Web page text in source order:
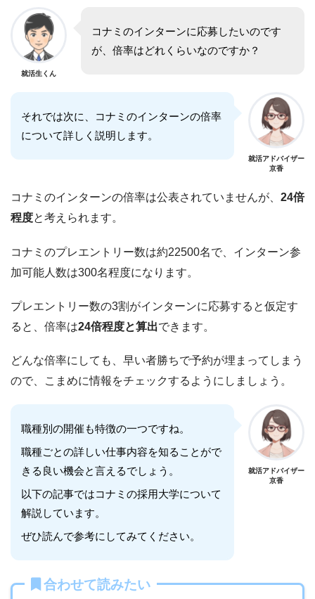
就活生くん
コナミのインターンに応募したいのです
が、倍率はどれくらいなのですか？
それでは次に、コナミのインターンの倍率
について詳しく説明します。
就活アドバイザー
京香
コナミのインターンの倍率は公表されていませんが、 24倍
程度と考えられます。
コナミのプレエントリー数は約22500名で、インターン参
加可能人数は300名程度になります。
プレエントリー数の3割がインターンに応募すると仮定す
ると、倍率は24倍程度と算出できます。
どんな倍率にしても、早い者勝ちで予約が埋まってしまう
ので、こまめに情報をチェックするようにしましょう。
職種別の開催も特徴の一つですね。
職種ごとの詳しい仕事内容を知ることがで
きる良い機会と言えるでしょう。
以下の記事ではコナミの採用大学について
解説しています。
ぜひ読んで参考にしてみてください。
就活アドバイザー
京香
合わせて読みたい